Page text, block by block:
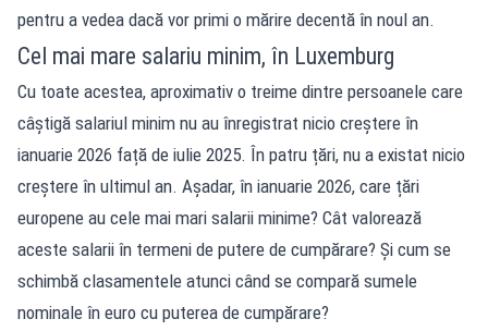
pentru a vedea dacă vor primi o mărire decentă în noul an.
Cel mai mare salariu minim, în Luxemburg
Cu toate acestea, aproximativ o treime dintre persoanele care
câștigă salariul minim nu au înregistrat nicio creștere în
ianuarie 2026 față de iulie 2025. În patru țări, nu a existat nicio
creștere în ultimul an. Așadar, în ianuarie 2026, care țări
europene au cele mai mari salarii minime? Cât valorează
aceste salarii în termeni de putere de cumpărare? Și cum se
schimbă clasamentele atunci când se compară sumele
nominale în euro cu puterea de cumpărare?